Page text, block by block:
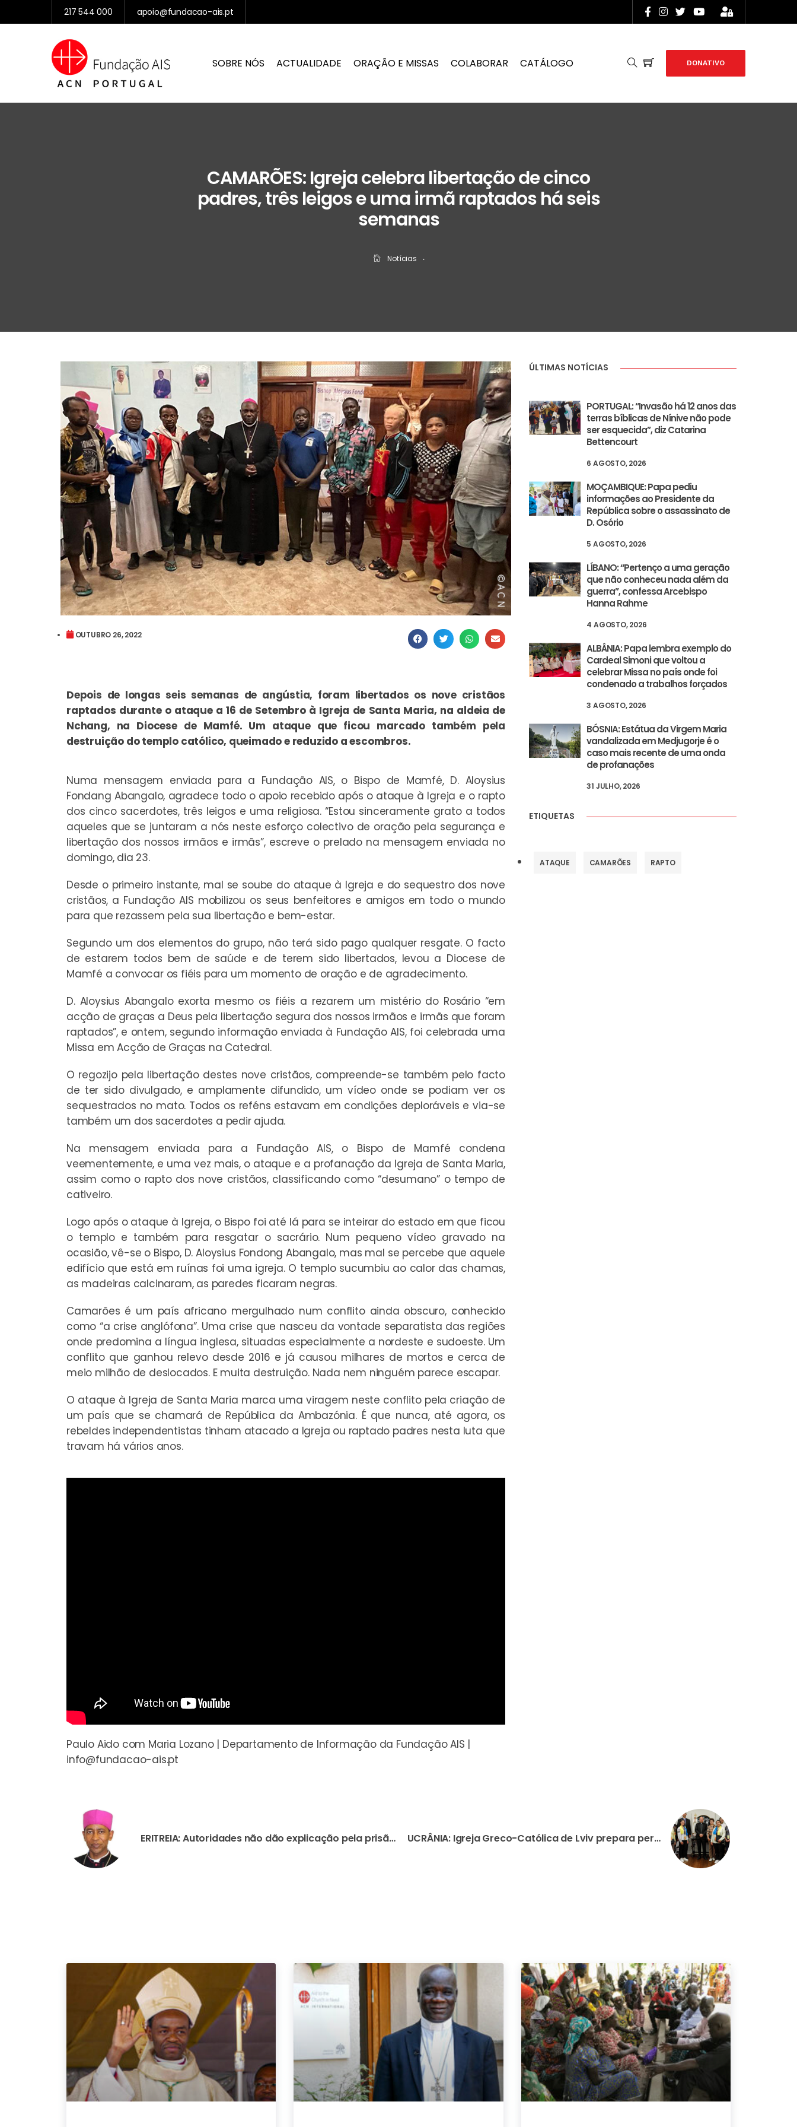
217 544 000 apoio@fundacao-ais.pt
SOBRE NÓS ACTUALIDADE ORAÇÃO E MISSAS COLABORAR CATÁLOGO DONATIVO
CAMARÕES: Igreja celebra libertação de cinco
padres, três leigos e uma irmã raptados há seis
semanas
Notícias ‧
OUTUBRO 26, 2022
Depois de longas seis semanas de angústia, foram libertados os nove cristãos
raptados durante o ataque a 16 de Setembro à Igreja de Santa Maria, na aldeia de
Nchang, na Diocese de Mamfé. Um ataque que ficou marcado também pela
destruição do templo católico, queimado e reduzido a escombros.
Numa mensagem enviada para a Fundação AIS, o Bispo de Mamfé, D. Aloysius
Fondang Abangalo, agradece todo o apoio recebido após o ataque à Igreja e o rapto
dos cinco sacerdotes, três leigos e uma religiosa. “Estou sinceramente grato a todos
aqueles que se juntaram a nós neste esforço colectivo de oração pela segurança e
libertação dos nossos irmãos e irmãs”, escreve o prelado na mensagem enviada no
domingo, dia 23.
Desde o primeiro instante, mal se soube do ataque à Igreja e do sequestro dos nove
cristãos, a Fundação AIS mobilizou os seus benfeitores e amigos em todo o mundo
para que rezassem pela sua libertação e bem-estar.
Segundo um dos elementos do grupo, não terá sido pago qualquer resgate. O facto
de estarem todos bem de saúde e de terem sido libertados, levou a Diocese de
Mamfé a convocar os fiéis para um momento de oração e de agradecimento.
D. Aloysius Abangalo exorta mesmo os fiéis a rezarem um mistério do Rosário “em
acção de graças a Deus pela libertação segura dos nossos irmãos e irmãs que foram
raptados”, e ontem, segundo informação enviada à Fundação AIS, foi celebrada uma
Missa em Acção de Graças na Catedral.
O regozijo pela libertação destes nove cristãos, compreende-se também pelo facto
de ter sido divulgado, e amplamente difundido, um vídeo onde se podiam ver os
sequestrados no mato. Todos os reféns estavam em condições deploráveis e via-se
também um dos sacerdotes a pedir ajuda.
Na mensagem enviada para a Fundação AIS, o Bispo de Mamfé condena
veementemente, e uma vez mais, o ataque e a profanação da Igreja de Santa Maria,
assim como o rapto dos nove cristãos, classificando como “desumano” o tempo de
cativeiro.
Logo após o ataque à Igreja, o Bispo foi até lá para se inteirar do estado em que ficou
o templo e também para resgatar o sacrário. Num pequeno vídeo gravado na
ocasião, vê-se o Bispo, D. Aloysius Fondong Abangalo, mas mal se percebe que aquele
edifício que está em ruínas foi uma igreja. O templo sucumbiu ao calor das chamas,
as madeiras calcinaram, as paredes ficaram negras.
Camarões é um país africano mergulhado num conflito ainda obscuro, conhecido
como “a crise anglófona”. Uma crise que nasceu da vontade separatista das regiões
onde predomina a língua inglesa, situadas especialmente a nordeste e sudoeste. Um
conflito que ganhou relevo desde 2016 e já causou milhares de mortos e cerca de
meio milhão de deslocados. E muita destruição. Nada nem ninguém parece escapar.
O ataque à Igreja de Santa Maria marca uma viragem neste conflito pela criação de
um país que se chamará de República da Ambazónia. É que nunca, até agora, os
rebeldes independentistas tinham atacado a Igreja ou raptado padres nesta luta que
travam há vários anos.
Paulo Aido com Maria Lozano | Departamento de Informação da Fundação AIS |
info@fundacao-ais.pt
ÚLTIMAS NOTÍCIAS
PORTUGAL: “Invasão há 12 anos das
terras bíblicas de Nínive não pode
ser esquecida”, diz Catarina
Bettencourt
6 AGOSTO, 2026
MOÇAMBIQUE: Papa pediu
informações ao Presidente da
República sobre o assassinato de
D. Osório
5 AGOSTO, 2026
LÍBANO: “Pertenço a uma geração
que não conheceu nada além da
guerra”, confessa Arcebispo
Hanna Rahme
4 AGOSTO, 2026
ALBÂNIA: Papa lembra exemplo do
Cardeal Simoni que voltou a
celebrar Missa no país onde foi
condenado a trabalhos forçados
3 AGOSTO, 2026
BÓSNIA: Estátua da Virgem Maria
vandalizada em Medjugorje é o
caso mais recente de uma onda
de profanações
31 JULHO, 2026
ETIQUETAS
ATAQUE CAMARÕES RAPTO
ERITREIA: Autoridades não dão explicação pela prisão, há mais de uma semana, do Bispo de Segheneity UCRÂNIA: Igreja Greco-Católica de Lviv prepara peregrinação nacional com imagem da Virgem de Fátima